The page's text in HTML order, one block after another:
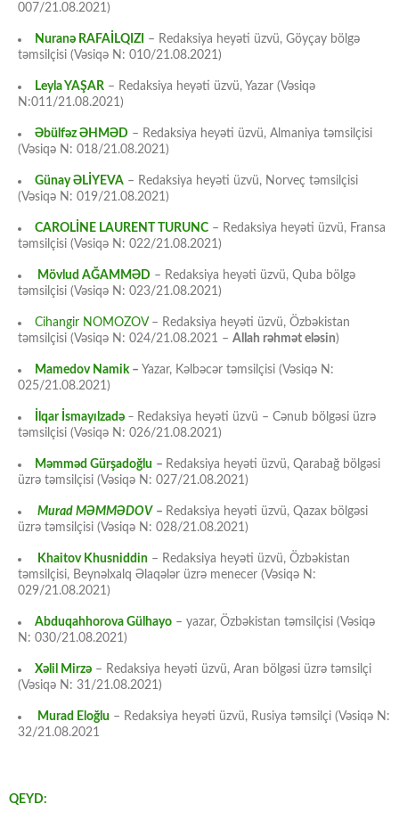
007/21.08.2021)
Nuranə RAFAİLQIZI
– Redaksiya heyəti üzvü, Göyçay bölgə
təmsilçisi (Vəsiqə N: 010/21.08.2021)
Leyla YAŞAR – Redaksiya heyəti üzvü, Yazar (Vəsiqə
N:011/21.08.2021)
Əbülfəz ƏHMƏD – Redaksiya heyəti üzvü, Almaniya təmsilçisi
(Vəsiqə N: 018/21.08.2021)
Günay ƏLİYEVA – Redaksiya heyəti üzvü, Norveç təmsilçisi
(Vəsiqə N: 019/21.08.2021)
CAROLİNE LAURENT TURUNC – Redaksiya heyəti üzvü, Fransa
təmsilçisi (Vəsiqə N: 022/21.08.2021)
Mövlud AĞAMMƏD – Redaksiya heyəti üzvü, Quba bölgə
təmsilçisi (Vəsiqə N: 023/21.08.2021)
Cihangir NOMOZOV– Redaksiya heyəti üzvü, Özbəkistan
təmsilçisi (Vəsiqə N: 024/21.08.2021 – Allah rəhmət eləsin)
Mamedov Namik– Yazar, Kəlbəcər təmsilçisi (Vəsiqə N:
025/21.08.2021)
İlqar İsmayılzadə – Redaksiya heyəti üzvü – Cənub bölgəsi üzrə
təmsilçisi (Vəsiqə N: 026/21.08.2021)
Məmməd Gürşadoğlu – Redaksiya heyəti üzvü, Qarabağ bölgəsi
üzrə təmsilçisi (Vəsiqə N: 027/21.08.2021)
Murad MƏMMƏDOV – Redaksiya heyəti üzvü, Qazax bölgəsi
üzrə təmsilçisi (Vəsiqə N: 028/21.08.2021)
Khaitov Khusniddin – Redaksiya heyəti üzvü, Özbəkistan
təmsilçisi, Beynəlxalq Əlaqələr üzrə menecer (Vəsiqə N:
029/21.08.2021)
Abduqahhorova Gülhayo – yazar, Özbəkistan təmsilçisi (Vəsiqə
N: 030/21.08.2021)
Xəlil Mirzə – Redaksiya heyəti üzvü, Aran bölgəsi üzrə təmsilçi
(Vəsiqə N: 31/21.08.2021)
Murad Eloğlu – Redaksiya heyəti üzvü, Rusiya təmsilçi (Vəsiqə N:
32/21.08.2021
QEYD: